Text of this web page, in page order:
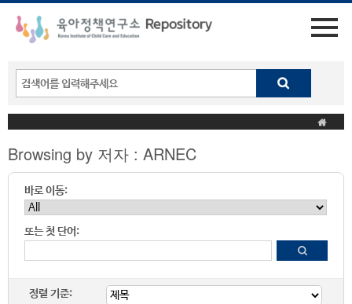
Browsing by 저자 : ARNEC
바로 이동:
또는 첫 단어:
정렬 기준: